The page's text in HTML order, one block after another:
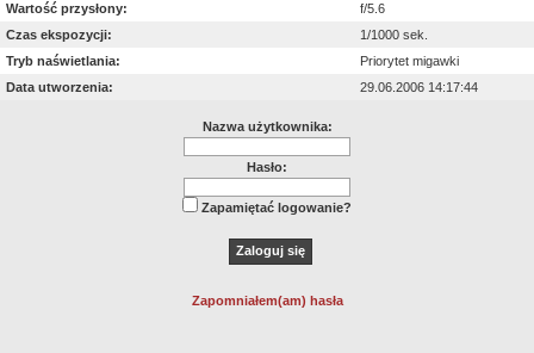
Wartość przysłony:
f/5.6
Czas ekspozycji:
1/1000 sek.
Tryb naświetlania:
Priorytet migawki
Data utworzenia:
29.06.2006 14:17:44
Nazwa użytkownika:
Hasło:
Zapamiętać logowanie?
Zapomniałem(am) hasła